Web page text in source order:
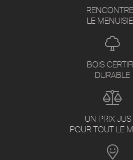
LE
BOIS
DURABLE
UN PRIX
POUR TOUT LE